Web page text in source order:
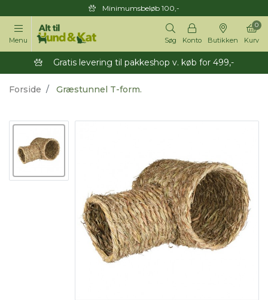
Minimumsbeløb 100,-
Menu Søg Konto Butikken Kurv
0
Gratis levering til pakkeshop v. køb for 499,-
Forside Græstunnel T-form.